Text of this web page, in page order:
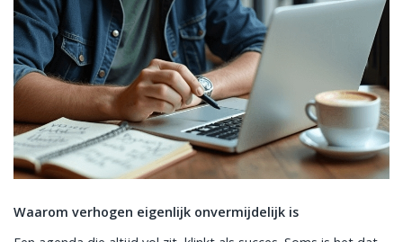
Waarom verhogen eigenlijk onvermijdelijk is